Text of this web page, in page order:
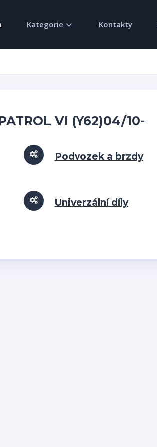
Kategorie Kontakty
VI (Y62)04/10-
Podvozek a brzdy
Univerzální díly